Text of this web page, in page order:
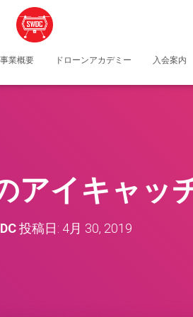
事業概要 ドローンアカデミー 入会案内
アイキャッ
投稿日: 4月 30, 2019